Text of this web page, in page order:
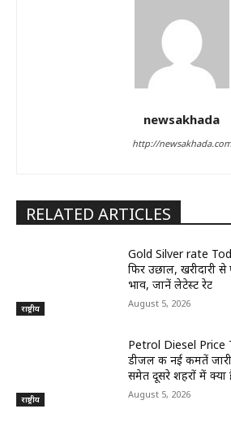
newsakhada
http://newsakhada.com
RELATED ARTICLES
राष्ट्रीय
Gold Silver rate
फिर उछाल,
भाव, जानें लेटेस्ट रेट
August 5, 2026
राष्ट्रीय
Petrol Diesel Price
डीजल की नई कीमतें
समेत दूसरे शहरों में क्या
August 5, 2026